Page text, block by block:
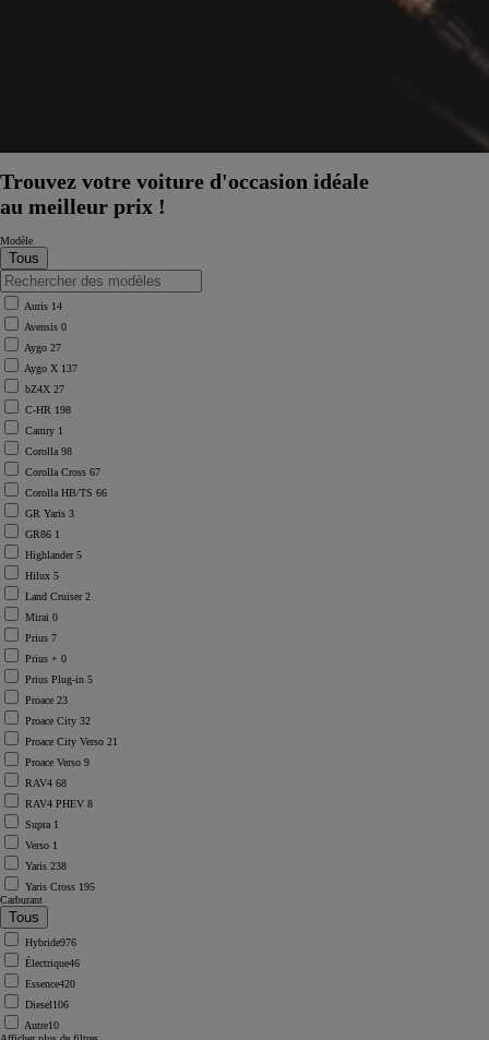
Trouvez votre voiture d'occasion idéale
au meilleur prix !
Modèle
Auris 14
Avensis 0
Aygo 27
Aygo X 137
bZ4X 27
C-HR 198
Camry 1
Corolla 98
Corolla Cross 67
Corolla HB/TS 66
GR Yaris 3
GR86 1
Highlander5
Hilux 5
Land Cruiser2
Mirai 0
Prius 7
Prius + 0
Prius Plug-in 5
Proace 23
Proace City 32
Proace City Verso 21
Proace Verso 9
RAV4 68
RAV4 PHEV 8
Supra 1
Verso 1
Yaris 238
Yaris Cross 195
Carburant
Hybride976
Électrique46
Essence420
Diesel106
Autre10